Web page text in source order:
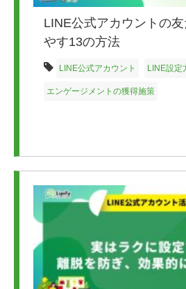
LINE公式アカウントの
やす13の方法
LINE公式アカウント LINE設定
エンゲージメントの獲得施策